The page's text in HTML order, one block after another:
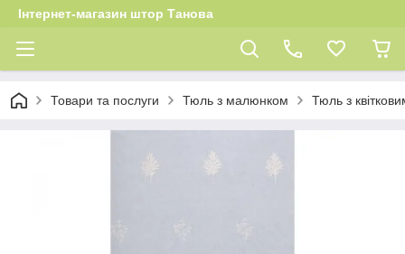
Інтернет-магазин штор Танова
Товари та послуги Тюль з малюнком Тюль з